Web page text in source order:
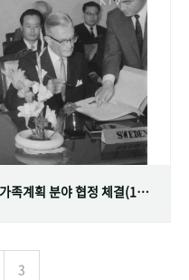
대한민국 정부와 스웨덴 정부 간의 가족계획 분야 협정 체결(1968.07.12)
3